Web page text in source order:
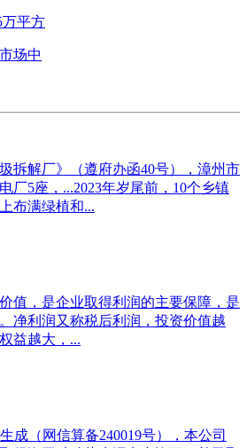
万平方
场中
拆解厂》（遵府办函40号），漳州市
厂5座，...2023年岁尾前，10个乡镇
布满绿植和...
值，是企业取得利润的主要保障，是
净利润又称税后利润，投资价值越
益越大，...
成（网信算备240019号），本公司